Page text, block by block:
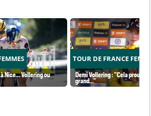
Nice... Vollering ou
TOUR DE FRANCE
Demi Vollering : "Cela prouve
grand..."